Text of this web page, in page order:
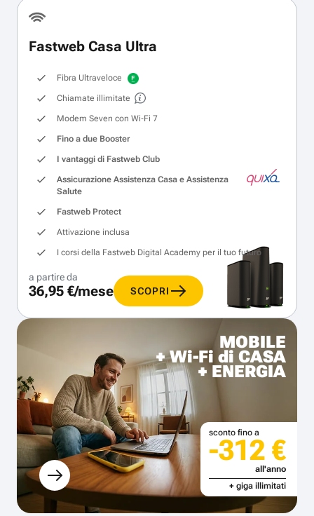
Fastweb Casa Ultra
Fibra Ultraveloce
Chiamate illimitate
Modem Seven con Wi‑Fi 7
Fino a due Booster
I vantaggi di Fastweb Club
Assicurazione Assistenza Casa e Assistenza
Salute
Fastweb Protect
Attivazione inclusa
I corsi della Fastweb Digital Academy per il tuo futuro
a partire da
36,95 €/mese SCOPRI
MOBILE
+ Wi-Fi di CASA
+ ENERGIA
sconto fino a
-312 €
all'anno
+ giga illimitati